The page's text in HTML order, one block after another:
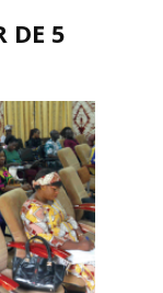
DE 5